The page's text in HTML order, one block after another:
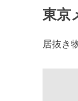
東京
居抜き